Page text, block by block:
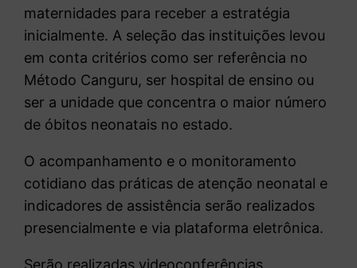
maternidades para receber a estratégia
inicialmente. A seleção das instituições levou
em conta critérios como ser referência no
Método Canguru, ser hospital de ensino ou
ser a unidade que concentra o maior número
de óbitos neonatais no estado.
O acompanhamento e o monitoramento
cotidiano das práticas de atenção neonatal e
indicadores de assistência serão realizados
presencialmente e via plataforma eletrônica.
Serão realizadas videoconferências